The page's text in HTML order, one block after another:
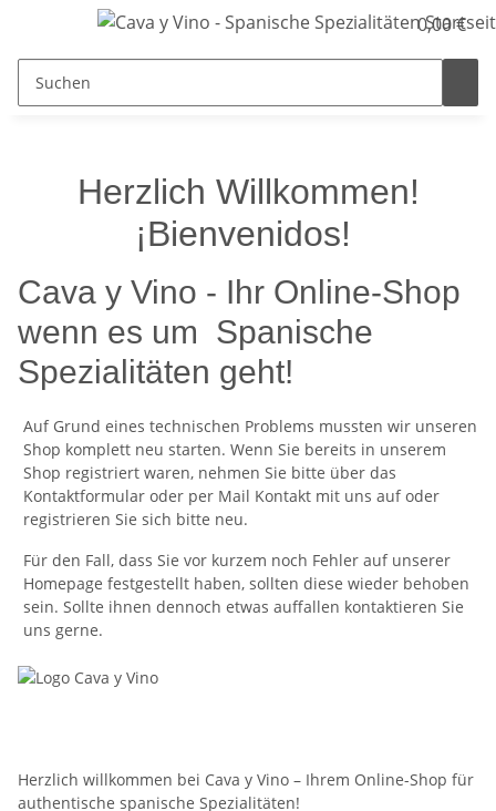
0,00 €
Herzlich Willkommen!
¡Bienvenidos!
Cava y Vino - Ihr Online-Shop
wenn es um Spanische
Spezialitäten geht!
Auf Grund eines technischen Problems mussten wir unseren
Shop komplett neu starten. Wenn Sie bereits in unserem
Shop registriert waren, nehmen Sie bitte über das
Kontaktformular oder per Mail Kontakt mit uns auf oder
registrieren Sie sich bitte neu.
Für den Fall, dass Sie vor kurzem noch Fehler auf unserer
Homepage festgestellt haben, sollten diese wieder behoben
sein. Sollte ihnen dennoch etwas auffallen kontaktieren Sie
uns gerne.
Herzlich willkommen bei Cava y Vino – Ihrem Online-Shop für
authentische spanische Spezialitäten!